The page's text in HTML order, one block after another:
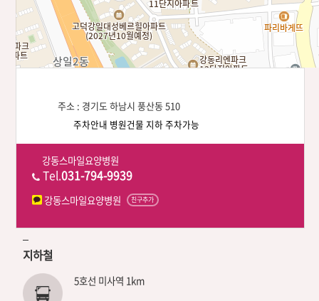
주소 : 경기도 하남시 풍산동 510
주차안내 병원건물 지하 주차가능
강동스마일요양병원
Tel.031-794-9939
강동스마일요양병원 친구추가
지하철
5호선 미사역 1km